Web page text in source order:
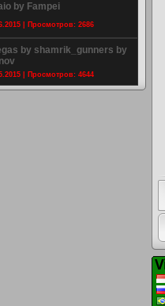
by Fampei
| Просмотров: 2686
by shamrik_gunners by
| Просмотров: 4644